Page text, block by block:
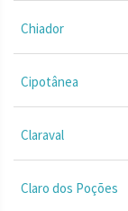
Chiador
Cipotânea
Claraval
Claro dos Poções